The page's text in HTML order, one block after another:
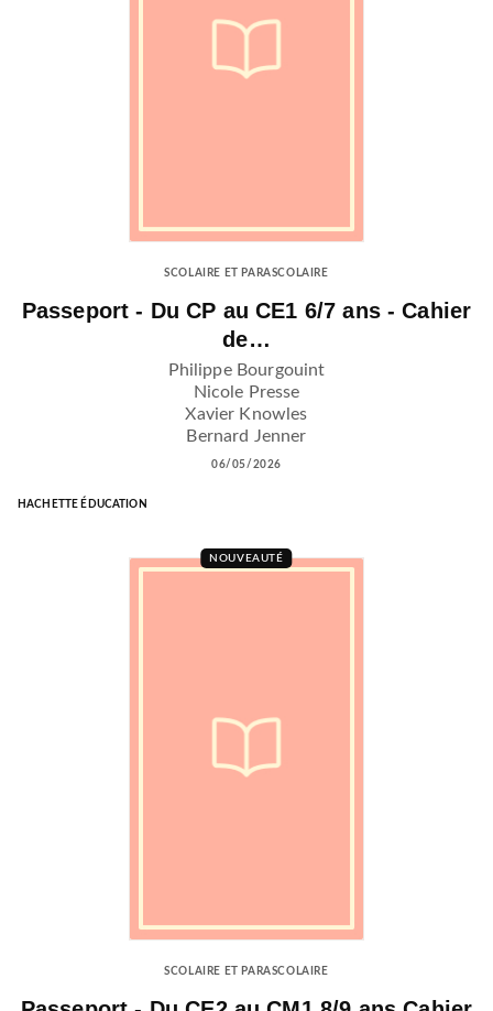
SCOLAIRE ET PARASCOLAIRE
Passeport - Du CP au CE1 6/7 ans - Cahier
de…
Philippe Bourgouint
Nicole Presse
Xavier Knowles
Bernard Jenner
06/05/2026
HACHETTE ÉDUCATION
NOUVEAUTÉ
SCOLAIRE ET PARASCOLAIRE